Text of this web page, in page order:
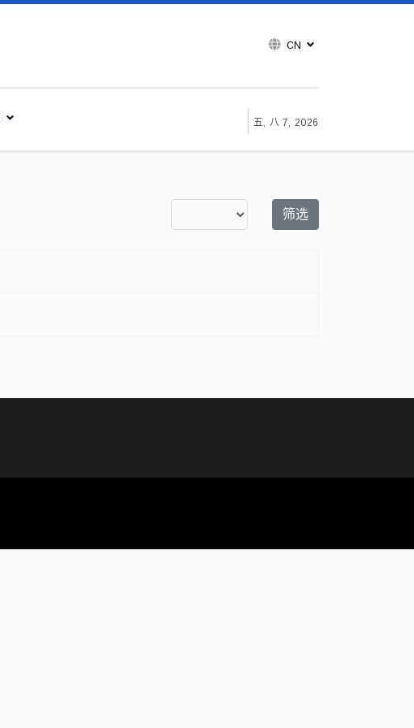
CN
五, 八 7, 2026
每页显示条数 筛选